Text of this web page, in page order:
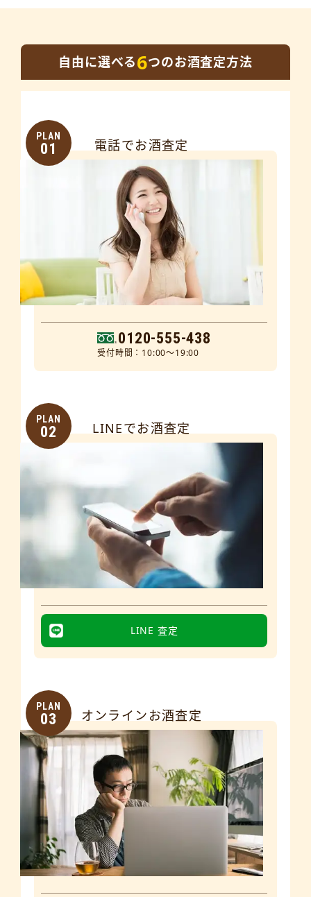
自由に選べる6つのお酒査定方法
PLAN
01 電話でお酒査定
0120-555-438
受付時間：10:00～19:00
PLAN
02 LINEでお酒査定
LINE 査定
PLAN
03 オンラインお酒査定